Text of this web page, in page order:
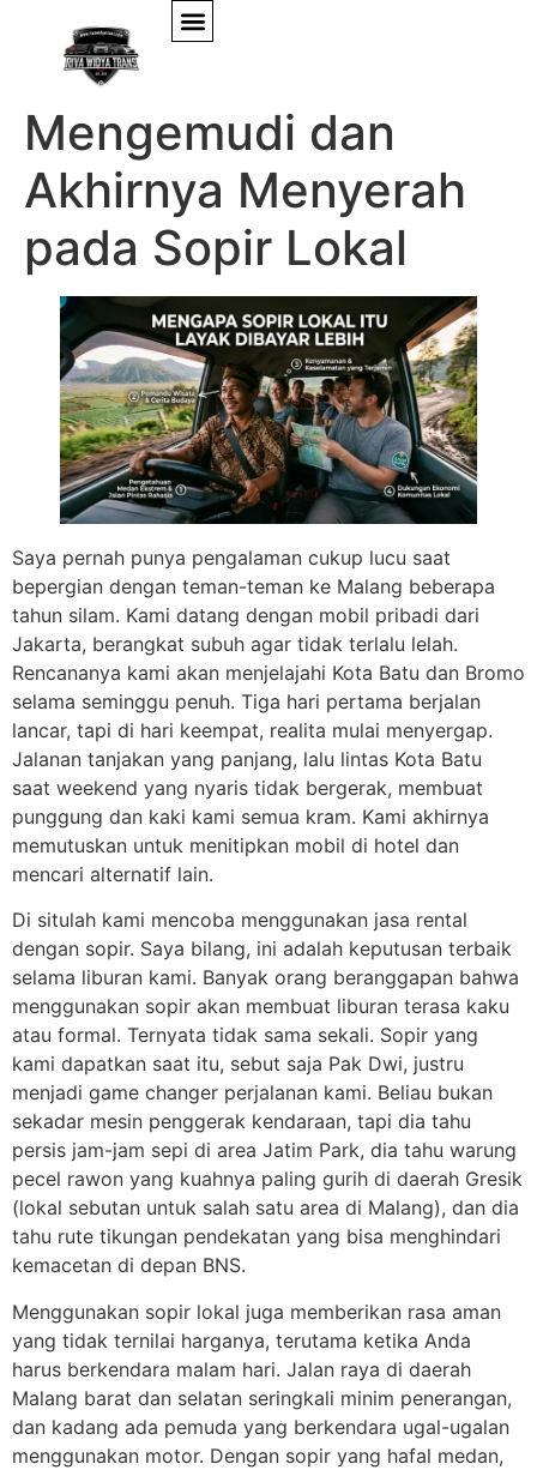
Mereka yang Lelah
Mengemudi dan
Akhirnya Menyerah
pada Sopir Lokal
Saya pernah punya pengalaman cukup lucu saat
bepergian dengan teman-teman ke Malang beberapa
tahun silam. Kami datang dengan mobil pribadi dari
Jakarta, berangkat subuh agar tidak terlalu lelah.
Rencananya kami akan menjelajahi Kota Batu dan Bromo
selama seminggu penuh. Tiga hari pertama berjalan
lancar, tapi di hari keempat, realita mulai menyergap.
Jalanan tanjakan yang panjang, lalu lintas Kota Batu
saat weekend yang nyaris tidak bergerak, membuat
punggung dan kaki kami semua kram. Kami akhirnya
memutuskan untuk menitipkan mobil di hotel dan
mencari alternatif lain.
Di situlah kami mencoba menggunakan jasa rental
dengan sopir. Saya bilang, ini adalah keputusan terbaik
selama liburan kami. Banyak orang beranggapan bahwa
menggunakan sopir akan membuat liburan terasa kaku
atau formal. Ternyata tidak sama sekali. Sopir yang
kami dapatkan saat itu, sebut saja Pak Dwi, justru
menjadi game changer perjalanan kami. Beliau bukan
sekadar mesin penggerak kendaraan, tapi dia tahu
persis jam-jam sepi di area Jatim Park, dia tahu warung
pecel rawon yang kuahnya paling gurih di daerah Gresik
(lokal sebutan untuk salah satu area di Malang), dan dia
tahu rute tikungan pendekatan yang bisa menghindari
kemacetan di depan BNS.
Menggunakan sopir lokal juga memberikan rasa aman
yang tidak ternilai harganya, terutama ketika Anda
harus berkendara malam hari. Jalan raya di daerah
Malang barat dan selatan seringkali minim penerangan,
dan kadang ada pemuda yang berkendara ugal-ugalan
menggunakan motor. Dengan sopir yang hafal medan,